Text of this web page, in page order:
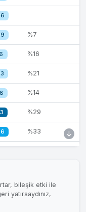
%7
%16
%21
%14
%29
%33
%20
bileşik etki ile
yatırsaydınız,